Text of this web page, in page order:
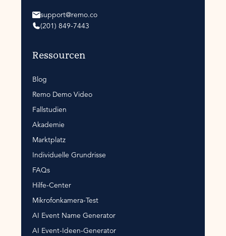
support@remo.co
(201) 849-7443
Ressourcen
Blog
Remo Demo Video
Fallstudien
Akademie
Marktplatz
Individuelle Grundrisse
FAQs
Hilfe-Center
Mikrofonkamera-Test
AI Event Name Generator
AI Event-Ideen-Generator